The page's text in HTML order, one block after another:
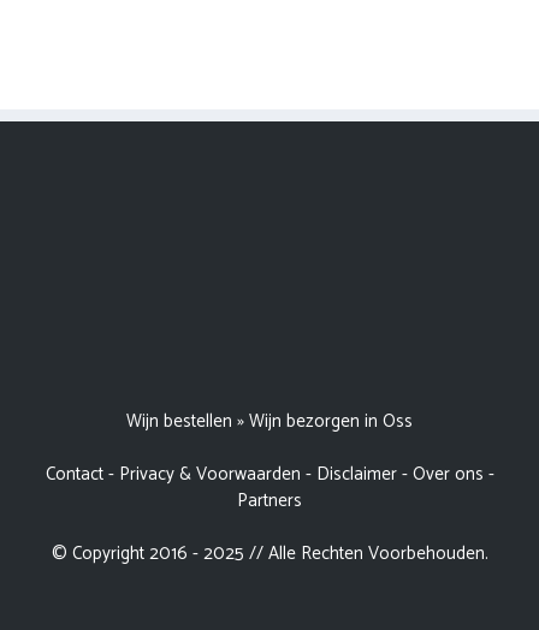
Wijn bestellen »Wijn bezorgen in Oss
Contact- Privacy & Voorwaarden - Disclaimer-Over ons -
Partners
© Copyright 2016 - 2025 // Alle Rechten Voorbehouden.